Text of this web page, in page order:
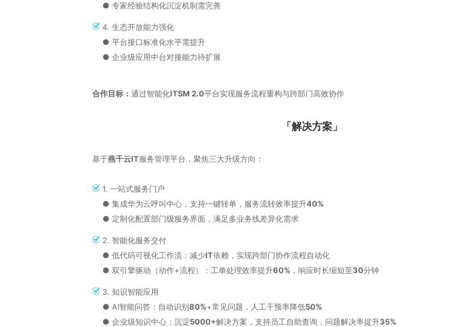
● 专家经验结构化沉淀机制需完善
4. ‌‌生态开放能力强化
● 平台接口标准化水平需提升
● 企业级应用中台对接能力待扩展
合作目标‌： 通过‌智能化ITSM 2.0平台‌实现‌服务流程重构‌与‌跨部门高效协作
「解决方案」
基于‌燕千云IT服务管理平台‌，聚焦三大升级方向：
1. ‌‌‌一站式服务门户
● 集成‌华为云呼叫中心‌，支持一键转单，服务流转效率提升40%
● 定制化配置部门级服务界面，满足‌多业务线差异化需求
2.‌‌‌ 智能化服务交付
● 低代码可视化工作流‌：减少IT依赖，实现跨部门协作流程自动化
●‌ 双引擎驱动‌（动作+流程）：工单处理效率提升60% ，响应时长缩短至30分钟
3.‌‌‌ 知识智能应用
● AI智能问答‌：自动识别80%+常见问题，人工干预率降低50%
● ‌企业级知识中心‌：沉淀5000+解决方案，支持员工自助查询，问题解决率提升35%